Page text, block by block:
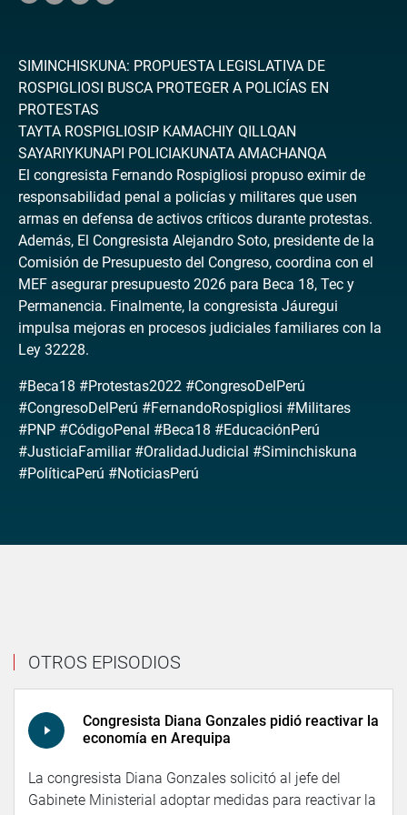
SIMINCHISKUNA: PROPUESTA LEGISLATIVA DE
ROSPIGLIOSI BUSCA PROTEGER A POLICÍAS EN
PROTESTAS
TAYTA ROSPIGLIOSIP KAMACHIY QILLQAN
SAYARIYKUNAPI POLICIAKUNATA AMACHANQA
El congresista Fernando Rospigliosi propuso eximir de
responsabilidad penal a policías y militares que usen
armas en defensa de activos críticos durante protestas.
Además, El Congresista Alejandro Soto, presidente de la
Comisión de Presupuesto del Congreso, coordina con el
MEF asegurar presupuesto 2026 para Beca 18, Tec y
Permanencia. Finalmente, la congresista Jáuregui
impulsa mejoras en procesos judiciales familiares con la
Ley 32228.
#Beca18 #Protestas2022 #CongresoDelPerú
#CongresoDelPerú #FernandoRospigliosi #Militares
#PNP #CódigoPenal #Beca18 #EducaciónPerú
#JusticiaFamiliar #OralidadJudicial #Siminchiskuna
#PolíticaPerú #NoticiasPerú
OTROS EPISODIOS
Congresista Diana Gonzales pidió reactivar la
economía en Arequipa
La congresista Diana Gonzales solicitó al jefe del
Gabinete Ministerial adoptar medidas para reactivar la